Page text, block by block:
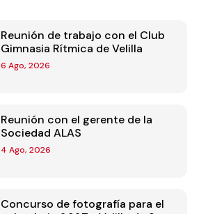
Reunión de trabajo con el Club
Gimnasia Rítmica de Velilla
6 Ago, 2026
Reunión con el gerente de la
Sociedad ALAS
4 Ago, 2026
Concurso de fotografía para el